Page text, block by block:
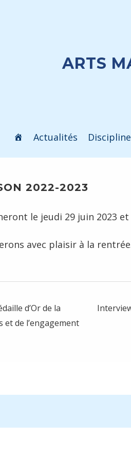
ARTS
Actualités
2022-2023
le jeudi 29 juin 2023
avec plaisir à la
d’Or de la
et de l’engagement